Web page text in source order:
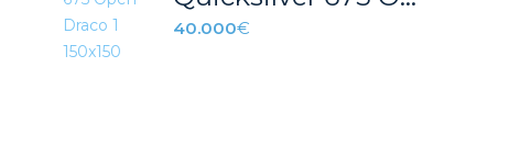
40.000€